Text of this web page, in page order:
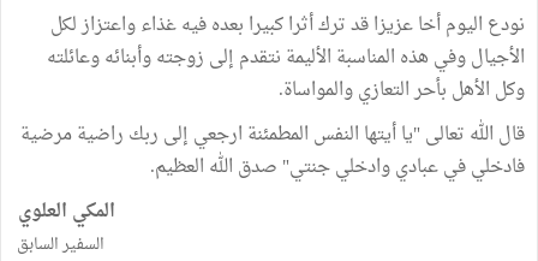
نودع اليوم أخا عزيزا قد ترك أثرا كبيرا بعده فيه غذاء واعتزاز لكل
الأجيال وفي هذه المناسبة الأليمة نتقدم إلى زوجته وأبنائه وعائلته
وكل الأهل بأحر التعازي والمواساة.
قال الله تعالى "يا أيتها النفس المطمئنة ارجعي إلى ربك راضية مرضية
فادخلي في عبادي وادخلي جنتي" صدق الله العظيم.
المكي العلوي
السفير السابق